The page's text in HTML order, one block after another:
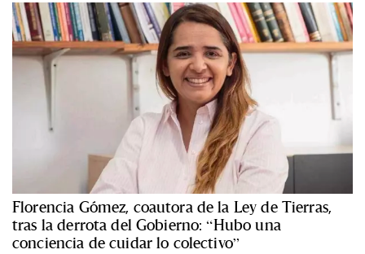
Florencia Gómez, coautora de la Ley de Tierras,
tras la derrota del Gobierno: “Hubo una
conciencia de cuidar lo colectivo”